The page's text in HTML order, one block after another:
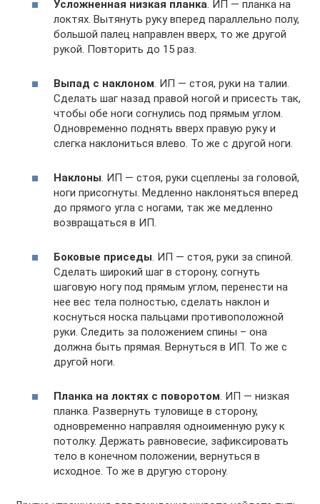
Усложненная низкая планка. ИП — планка на
локтях. Вытянуть руку вперед параллельно полу,
большой палец направлен вверх, то же другой
рукой. Повторить до 15 раз.
Выпад с наклоном. ИП — стоя, руки на талии.
Сделать шаг назад правой ногой и присесть так,
чтобы обе ноги согнулись под прямым углом.
Одновременно поднять вверх правую руку и
слегка наклониться влево. То же с другой ноги.
Наклоны. ИП — стоя, руки сцеплены за головой,
ноги присогнуты. Медленно наклоняться вперед
до прямого угла с ногами, так же медленно
возвращаться в ИП.
Боковые приседы. ИП — стоя, руки за спиной.
Сделать широкий шаг в сторону, согнуть
шаговую ногу под прямым углом, перенести на
нее вес тела полностью, сделать наклон и
коснуться носка пальцами противоположной
руки. Следить за положением спины – она
должна быть прямая. Вернуться в ИП. То же с
другой ноги.
Планка на локтях с поворотом. ИП — низкая
планка. Развернуть туловище в сторону,
одновременно направляя одноименную руку к
потолку. Держать равновесие, зафиксировать
тело в конечном положении, вернуться в
исходное. То же в другую сторону.